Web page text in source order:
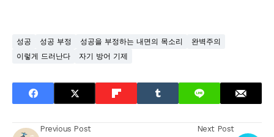
성공 성공 부정 성공을 부정하는 내면의 목소리
완벽주의
이렇게 드러난다
자기 방어 기제
Previous Post Next Post